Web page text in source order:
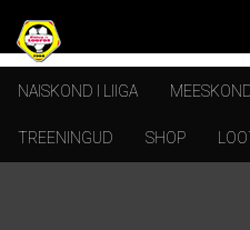
NAISKOND I LIIGA
TREENINGUD SHOP